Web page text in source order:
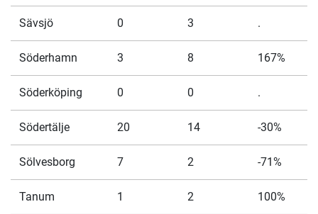
Sävsjö 0 3 .
Söderhamn 3 8 167%
Söderköping 0 0 .
Södertälje 20 14 -30%
Sölvesborg 7 2 -71%
Tanum 1 2 100%